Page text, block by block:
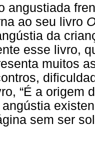
angustiada
ao seu livro
da
esse livro,
muitos
“É a origem
sem ser